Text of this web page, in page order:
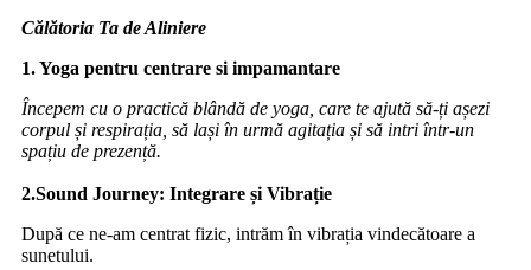
Călătoria Ta de Aliniere
1. Yoga pentru centrare si impamantare
Începem cu o practică blândă de yoga, care te ajută să-ți așezi
corpul și respirația, să lași în urmă agitația și să intri într-un
spațiu de prezență.
2.⁠Sound Journey: Integrare și Vibrație
După ce ne-am centrat fizic, intrăm în vibrația vindecătoare a
sunetului.